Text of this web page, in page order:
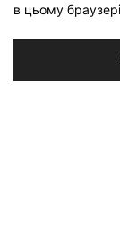
в цьому